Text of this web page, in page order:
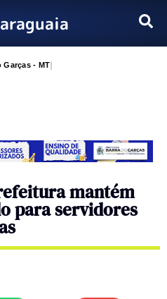
Garças - MT
mantém
para servidores